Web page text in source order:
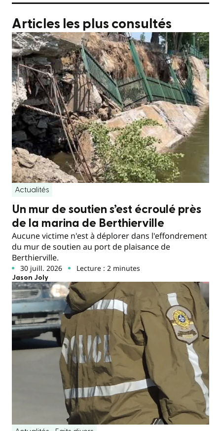
Articles les plus consultés
Actualités
Un mur de soutien s’est écroulé près
de la marina de Berthierville
Aucune victime n'est à déplorer dans l'effondrement
du mur de soutien au port de plaisance de
Berthierville.
30 juill. 2026 Lecture : 2 minutes
Jason Joly